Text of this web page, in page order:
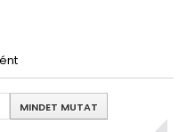
MINDET MUTAT